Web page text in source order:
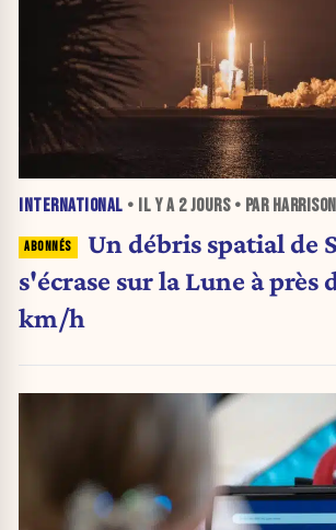
INTERNATIONAL • IL Y A 2 JOURS• PAR
Un débris spatial de
s'écrase sur la Lune à près
km/h